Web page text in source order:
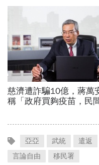
亞亞 武統 遣返
言論自由
移民署